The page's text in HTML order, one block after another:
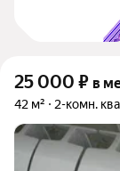
25 000 ₽ в
42 м² 2-комн.